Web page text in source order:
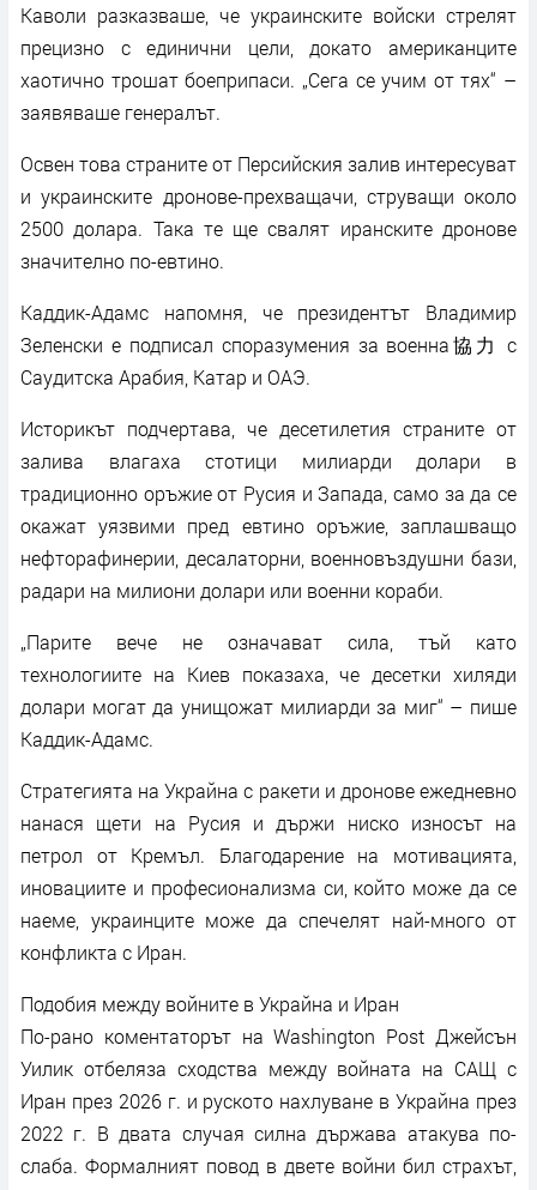
Каволи разказваше, че украинските войски стрелят
прецизно с единични цели, докато американците
хаотично трошат боеприпаси. „Сега се учим от тях“ –
заявяваше генералът.
Освен това страните от Персийския залив интересуват
и украинските дронове-прехващачи, струващи около
2500 долара. Така те ще свалят иранските дронове
значително по-евтино.
Каддик-Адамс напомня, че президентът Владимир
Зеленски е подписал споразумения за военна協力 с
Саудитска Арабия, Катар и ОАЭ.
Историкът подчертава, че десетилетия страните от
залива влагаха стотици милиарди долари в
традиционно оръжие от Русия и Запада, само за да се
окажат уязвими пред евтино оръжие, заплашващо
нефторафинерии, десалаторни, военновъздушни бази,
радари на милиони долари или военни кораби.
„Парите вече не означават сила, тъй като
технологиите на Киев показаха, че десетки хиляди
долари могат да унищожат милиарди за миг“ – пише
Каддик-Адамс.
Стратегията на Украйна с ракети и дронове ежедневно
нанася щети на Русия и държи ниско износът на
петрол от Кремъл. Благодарение на мотивацията,
иновациите и професионализма си, който може да се
наеме, украинците може да спечелят най-много от
конфликта с Иран.
Подобия между войните в Украйна и Иран
По-рано коментаторът на Washington Post Джейсън
Уилик отбеляза сходства между войната на САЩ с
Иран през 2026 г. и руското нахлуване в Украйна през
2022 г. В двата случая силна държава атакува по-
слаба. Формалният повод в двете войни бил страхът,